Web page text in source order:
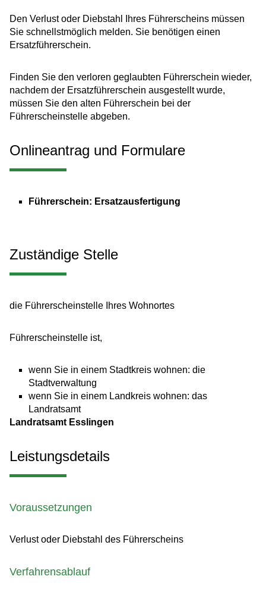
Den Verlust oder Diebstahl Ihres Führerscheins müssen
Sie schnellstmöglich melden. Sie benötigen einen
Ersatzführerschein.
Finden Sie den verloren geglaubten Führerschein wieder,
nachdem der Ersatzführerschein ausgestellt wurde,
müssen Sie den alten Führerschein bei der
Führerscheinstelle abgeben.
Onlineantrag und Formulare
Führerschein: Ersatzausfertigung
Zuständige Stelle
die Führerscheinstelle Ihres Wohnortes
Führerscheinstelle ist,
wenn Sie in einem Stadtkreis wohnen: die
Stadtverwaltung
wenn Sie in einem Landkreis wohnen: das
Landratsamt
Landratsamt Esslingen
Leistungsdetails
Voraussetzungen
Verlust oder Diebstahl des Führerscheins
Verfahrensablauf